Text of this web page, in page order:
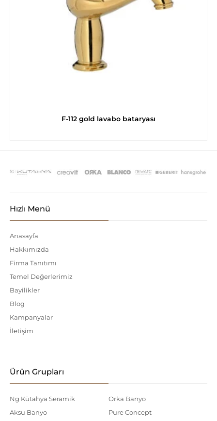
F-112 gold lavabo bataryası
Hızlı Menü
Anasayfa
Hakkımızda
Firma Tanıtımı
Temel Değerlerimiz
Bayilikler
Blog
Kampanyalar
İletişim
Ürün Grupları
Ng Kütahya Seramik
Aksu Banyo
Orka Banyo
Pure Concept